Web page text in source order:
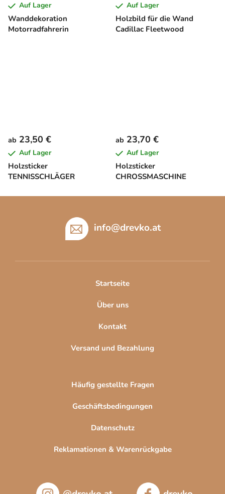
Wanddekoration
Motorradfahrerin
Auf Lager
Holzbild für die Wand
Cadillac Fleetwood
Auf Lager
Holzsticker
TENNISSCHLÄGER
ab 23,50 €
Auf Lager
Holzsticker
CHROSSMASCHINE
ab 23,70 €
Auf Lager
info@drevko.at
Startseite
Über uns
Kontakt
Versand und Bezahlung
Häufig gestellte Fragen
Geschäftsbedingungen
Datenschutz
Reklamationen & Warenrückgabe